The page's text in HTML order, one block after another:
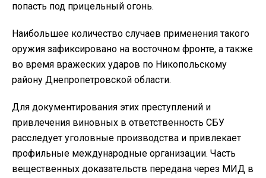
попасть под прицельный огонь.
Наибольшее количество случаев применения такого
оружия зафиксировано на восточном фронте, а также
во время вражеских ударов по Никопольскому
району Днепропетровской области.
Для документирования этих преступлений и
привлечения виновных в ответственность СБУ
расследует уголовные производства и привлекает
профильные международные организации. Часть
вещественных доказательств передана через МИД в